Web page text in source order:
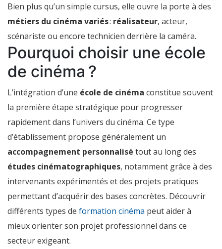
Bien plus qu’un simple cursus, elle ouvre la porte à des
métiers du cinéma variés: réalisateur, acteur,
scénariste ou encore technicien derrière la caméra.
Pourquoi choisir une école
de cinéma ?
L’intégration d’une école de cinéma constitue souvent
la première étape stratégique pour progresser
rapidement dans l’univers du cinéma. Ce type
d’établissement propose généralement un
accompagnement personnalisé tout au long des
études cinématographiques, notamment grâce à des
intervenants expérimentés et des projets pratiques
permettant d’acquérir des bases concrètes. Découvrir
différents types de formation cinéma peut aider à
mieux orienter son projet professionnel dans ce
secteur exigeant.